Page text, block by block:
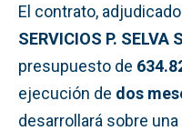
El contrato,
SERVICIOS P. SELVA
presupuesto de
ejecución de dos
desarrollará sobre